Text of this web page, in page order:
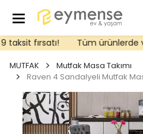
fırsatı! Tüm ürünlerde
MUTFAK
Mutfak Masa Takımı
Raven 4 Sandalyeli Mutfak